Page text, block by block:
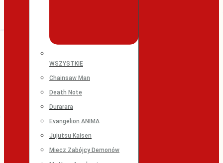
WSZYSTKIE
Chainsaw Man
Death Note
Durarara
Evangelion ANIMA
Jujutsu Kaisen
Miecz Zabójcy Demonów